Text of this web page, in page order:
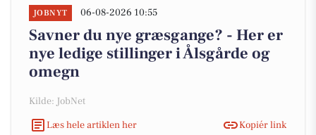
JOBNYT 06-08-2026 10:55
Savner du nye græsgange? - Her er
nye ledige stillinger i Ålsgårde og
omegn
Kilde: JobNet
Læs hele artiklen her
Kopiér link